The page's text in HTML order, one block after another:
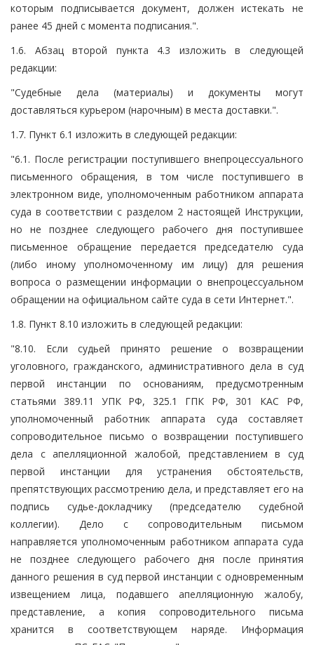
которым подписывается документ, должен истекать не
ранее 45 дней с момента подписания.".
1.6. Абзац второй пункта 4.3 изложить в следующей
редакции:
"Судебные дела (материалы) и документы могут
доставляться курьером (нарочным) в места доставки.".
1.7. Пункт 6.1 изложить в следующей редакции:
"6.1. После регистрации поступившего внепроцессуального
письменного обращения, в том числе поступившего в
электронном виде, уполномоченным работником аппарата
суда в соответствии с разделом 2 настоящей Инструкции,
но не позднее следующего рабочего дня поступившее
письменное обращение передается председателю суда
(либо иному уполномоченному им лицу) для решения
вопроса о размещении информации о внепроцессуальном
обращении на официальном сайте суда в сети Интернет.".
1.8. Пункт 8.10 изложить в следующей редакции:
"8.10. Если судьей принято решение о возвращении
уголовного, гражданского, административного дела в суд
первой инстанции по основаниям, предусмотренным
статьями 389.11 УПК РФ, 325.1 ГПК РФ, 301 КАС РФ,
уполномоченный работник аппарата суда составляет
сопроводительное письмо о возвращении поступившего
дела с апелляционной жалобой, представлением в суд
первой инстанции для устранения обстоятельств,
препятствующих рассмотрению дела, и представляет его на
подпись судье-докладчику (председателю судебной
коллегии). Дело с сопроводительным письмом
направляется уполномоченным работником аппарата суда
не позднее следующего рабочего дня после принятия
данного решения в суд первой инстанции с одновременным
извещением лица, подавшего апелляционную жалобу,
представление, а копия сопроводительного письма
хранится в соответствующем наряде. Информация